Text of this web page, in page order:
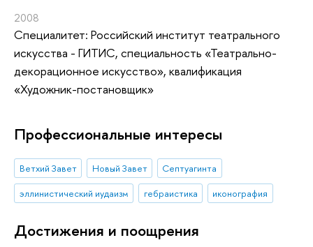
2008
Специалитет: Российский институт театрального
искусства - ГИТИС, специальность «Театрально-
декорационное искусство», квалификация
«Художник-постановщик»
Профессиональные интересы
Ветхий Завет Новый Завет
Септуагинта
эллинистический иудаизм
гебраистика иконография
Достижения и поощрения